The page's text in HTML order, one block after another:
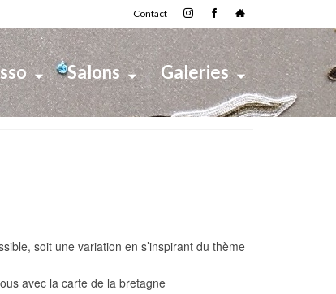
Contact
Salons Galeries
soit une variation en s’inspirant du thème
avec la carte de la bretagne